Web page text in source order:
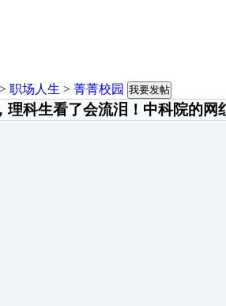
职场人生 > 菁菁校园 我要发帖
理科生看了会流泪！中科院的网